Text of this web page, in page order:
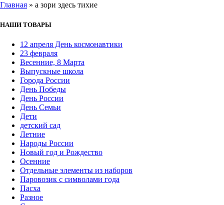
Главная » а зори здесь тихие
НАШИ ТОВАРЫ
12 апреля День космонавтики
23 февраля
Весенние, 8 Марта
Выпускные школа
Города России
День Победы
День России
День Семьи
Дети
детский сад
Летние
Народы России
Новый год и Рождество
Осенние
Отдельные элементы из наборов
Паровозик с символами года
Пасха
Разное